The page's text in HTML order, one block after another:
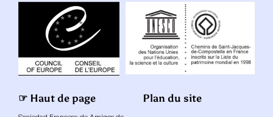
☞ Haut de page Plan du site